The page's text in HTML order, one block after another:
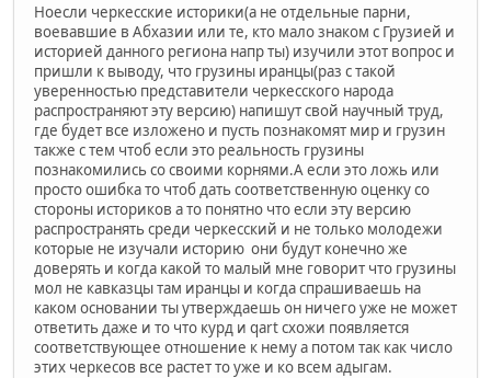
Ноесли черкесские историки(а не отдельные парни,
воевавшие в Абхазии или те, кто мало знаком с Грузией и
историей данного региона напр ты) изучили этот вопрос и
пришли к выводу, что грузины иранцы(раз с такой
уверенностью представители черкесского народа
распространяют эту версию) напишут свой научный труд,
где будет все изложено и пусть познакомят мир и грузин
также с тем чтоб если это реальность грузины
познакомились со своими корнями.А если это ложь или
просто ошибка то чтоб дать соответственную оценку со
стороны историков а то понятно что если эту версию
распространять среди черкесский и не только молодежи
которые не изучали историю они будут конечно же
доверять и когда какой то малый мне говорит что грузины
мол не кавказцы там иранцы и когда спрашиваешь на
каком основании ты утверждаешь он ничего уже не может
ответить даже и то что курд и qart схожи появляется
соответствующее отношение к нему а потом так как число
этих черкесов все растет то уже и ко всем адыгам.